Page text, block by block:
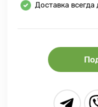
Доставка